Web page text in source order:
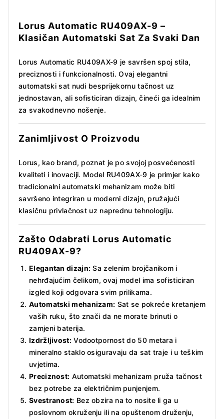
Lorus Automatic RU409AX-9 –
Klasičan Automatski Sat Za Svaki Dan
Lorus Automatic RU409AX-9 je savršen spoj stila,
preciznosti i funkcionalnosti. Ovaj elegantni
automatski sat nudi besprijekornu tačnost uz
jednostavan, ali sofisticiran dizajn, čineći ga idealnim
za svakodnevno nošenje.
Zanimljivost O Proizvodu
Lorus, kao brand, poznat je po svojoj posvećenosti
kvaliteti i inovaciji. Model RU409AX-9 je primjer kako
tradicionalni automatski mehanizam može biti
savršeno integriran u moderni dizajn, pružajući
klasičnu privlačnost uz naprednu tehnologiju.
Zašto Odabrati Lorus Automatic
RU409AX-9?
Elegantan dizajn: Sa zelenim brojčanikom i
nehrđajućim čelikom, ovaj model ima sofisticiran
izgled koji odgovara svim prilikama.
Automatski mehanizam: Sat se pokreće kretanjem
vaših ruku, što znači da ne morate brinuti o
zamjeni baterija.
Izdržljivost:Vodootpornost do 50 metara i
mineralno staklo osiguravaju da sat traje i u teškim
uvjetima.
Preciznost: Automatski mehanizam pruža tačnost
bez potrebe za električnim punjenjem.
Svestranost: Bez obzira na to nosite li ga u
poslovnom okruženju ili na opuštenom druženju,